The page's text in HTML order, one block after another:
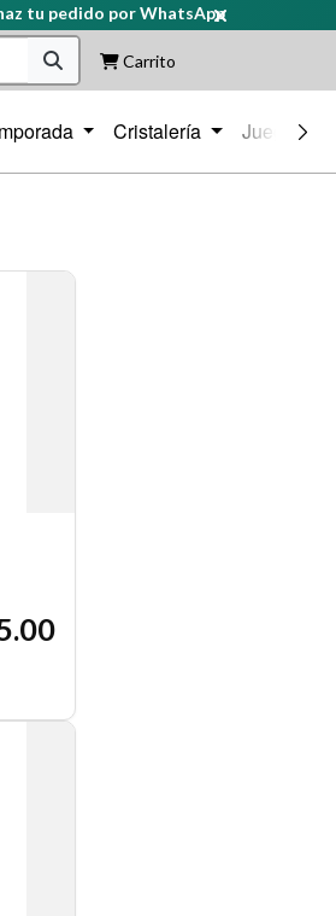
por WhatsApp
Carrito
Cristalería Juegos